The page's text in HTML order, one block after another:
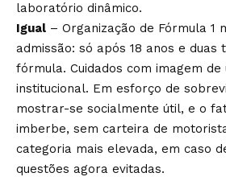
laboratório dinâmico.
Igual – Organização de Fórmula 1
admissão: só após 18 anos e duas
fórmula. Cuidados com imagem de
institucional. Em esforço de
mostrar-se socialmente útil, e o
imberbe, sem carteira de
categoria mais elevada, em caso
questões agora evitadas.